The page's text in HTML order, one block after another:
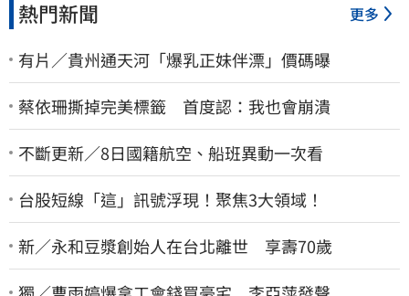
熱門新聞 更多
有片／貴州通天河「爆乳正妹伴漂」價碼曝
蔡依珊撕掉完美標籤 首度認：我也會崩潰
不斷更新／8日國籍航空、船班異動一次看
台股短線「這」訊號浮現！聚焦3大領域！
新／永和豆漿創始人在台北離世 享壽70歲